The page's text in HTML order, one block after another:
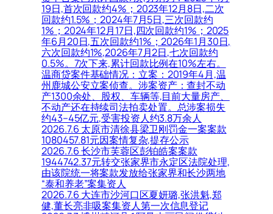
19日,首次回款约4%；2023年12月8日,二次
回款约1.5%；2024年7月5日,三次回款约
1%；2024年12月17日,四次回款约1%；2025
年6月20日,五次回款约1%；2026年1月30日,
六次回款约1%,2026年7月2日,七次回款约
0.5%。7次下来,累计回款比例在10%左右。
温商贷案件基础情况：立案：2019年4月,温
州鹿城公安立案侦查。涉案资产：查封不动
产1300余处、股权、车辆等,目前大量房产、
不动产还在持续司法拍卖处置。总涉案损失
约43–45亿元,受害投资人约3.8万余人
2026.7.6 太原市清徐县梁卫刚罚金一案案款
1080457.81元因案情复杂,提存公示
2026.7.6 长沙市芙蓉区彭铂皓案案款
1944742.37元转交张家界市永定区法院处理,
由该院统一将案款发放给张家界和长沙两地
“泰和养老”案集资人
2026.7.6 大连市沙河口区夏妍璐,张洪魁,郑
健,董长亮非吸案集资人第一次信息登记